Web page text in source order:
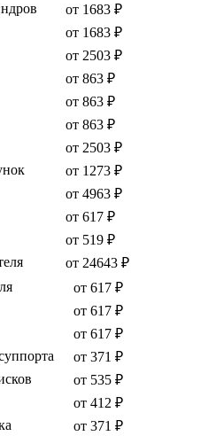
от 1683 ₽
от 1683 ₽
от 2503 ₽
от 863 ₽
от 863 ₽
от 863 ₽
от 2503 ₽
от 1273 ₽
от 4963 ₽
от 617 ₽
от 519 ₽
от 24643 ₽
от 617 ₽
от 617 ₽
от 617 ₽
от 371 ₽
от 535 ₽
от 412 ₽
от 371 ₽